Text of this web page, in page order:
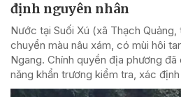
định nguyên nhân
Nước tại Suối Xú (xã Thạch
chuyển màu nâu xám, có mùi hôi
Ngang. Chính quyền địa phương
năng khẩn trương kiểm tra, xác